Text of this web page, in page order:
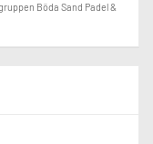
Böda Sand Padel &